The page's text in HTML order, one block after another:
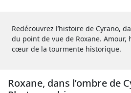
Redécouvrez l’histoire de Cyrano,
du point de vue de Roxane. Amour,
cœur de la tourmente historique.
Roxane, dans l’ombre de